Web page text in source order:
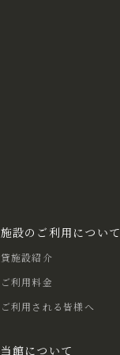
施設のご利用について
貸施設紹介
ご利用料金
ご利用される皆様へ
当館について